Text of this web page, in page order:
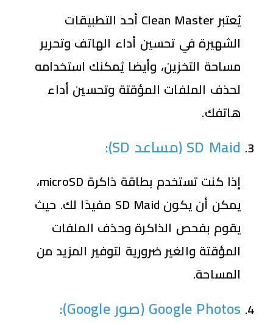
يُعتبر Clean Master أحد التطبيقات
الشهيرة في تحسين أداء الهاتف وتحرير
مساحة التخزين، وأيضا يُمكنك استخدامه
لحذف الملفات المؤقتة وتحسين أداء
هاتفك.
SD Maid ( مساعد
إذا كنت تستخدم بطاقة ذاكرة microSD،
يمكن أن يكون SD Maid مفيدًا لك. حيث
يقوم بفحص الذاكرة وحذف الملفات
المؤقتة والغير ضرورية لتوفير المزيد من
المساحة.
Google Photos ( صورGoogle):